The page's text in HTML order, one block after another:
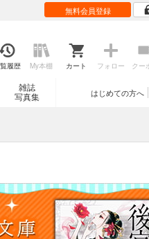
無料会員登録
履歴 My本棚 カート フォロー クー
雑誌
写真集
はじめての方へ